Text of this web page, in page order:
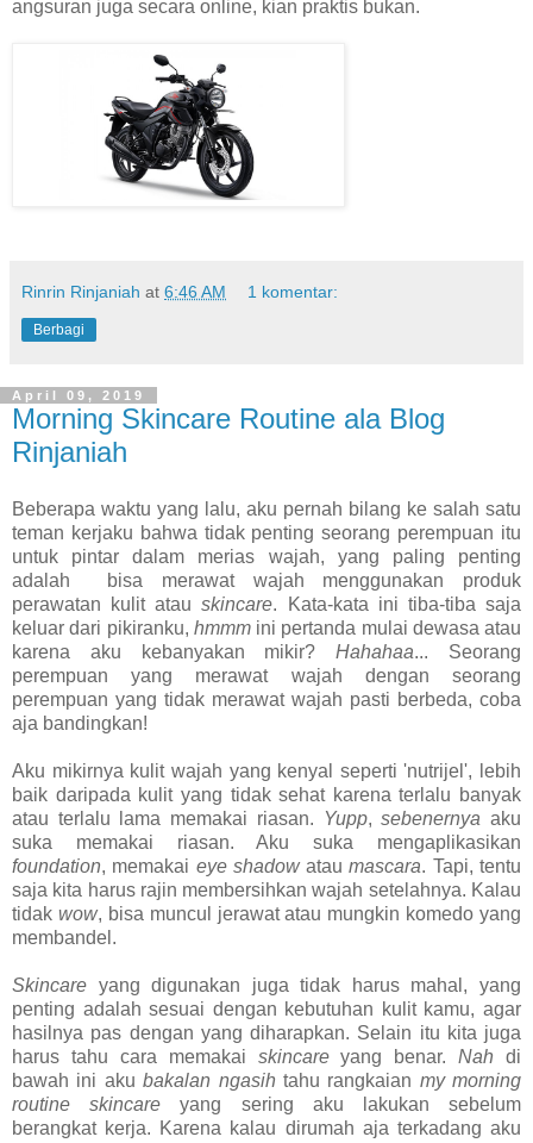
angsuran juga secara online, kian praktis bukan.
Rinrin Rinjaniah at 6:46 AM 1 komentar:
Berbagi
April 09, 2019
Morning Skincare Routine ala Blog
Rinjaniah
Beberapa waktu yang lalu, aku pernah bilang ke salah satu
teman kerjaku bahwa tidak penting seorang perempuan itu
untuk pintar dalam merias wajah, yang paling penting
adalah bisa merawat wajah menggunakan produk
perawatan kulit atauskincare. Kata-kata ini tiba-tiba saja
keluar dari pikiranku, hmmm ini pertanda mulai dewasa atau
karena aku kebanyakan mikir?Hahahaa... Seorang
perempuan yang merawat wajah dengan seorang
perempuan yang tidak merawat wajah pasti berbeda, coba
aja bandingkan!
Aku mikirnya kulit wajah yang kenyal seperti 'nutrijel', lebih
baik daripada kulit yang tidak sehat karena terlalu banyak
atau terlalu lama memakai riasan.
Yupp,sebenernyaaku
suka memakai riasan. Aku suka mengaplikasikan
foundation, memakai eye shadowataumascara. Tapi, tentu
saja kita harus rajin membersihkan wajah setelahnya. Kalau
tidak wow, bisa muncul jerawat atau mungkin komedo yang
membandel.
Skincare yang digunakan juga tidak harus mahal, yang
penting adalah sesuai dengan kebutuhan kulit kamu, agar
hasilnya pas dengan yang diharapkan. Selain itu kita juga
harus tahu cara memakai skincareyang benar.Nah di
bawah ini akubakalan ngasih tahu rangkaian my morning
routine skincareyang sering aku lakukan sebelum
berangkat kerja. Karena kalau dirumah aja terkadang aku